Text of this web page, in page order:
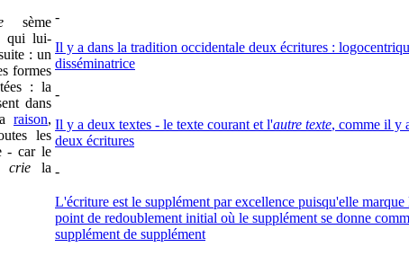
sème
qui lui-
: un
formes
: la
dans
raison,
les
- car le
criela
-
Il y a dans la tradition occidentale deux écritures :
disséminatrice
-
Il y a deux textes - le texte courant et l'autre texte, comme il y
deux écritures
-
L'écriture est le supplément par excellence puisqu'elle marque
point de redoublement initial où le supplément se donne
supplément de supplément